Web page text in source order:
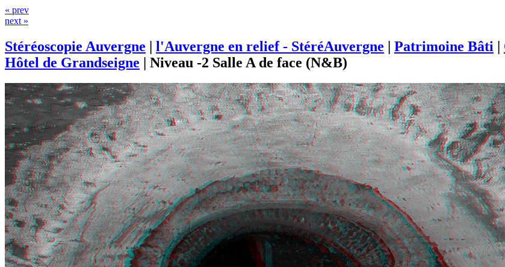
« prev
next »
Stéréoscopie Auvergne | l'Auvergne en relief - StéréAuvergne | Patrimoine Bâti |
Hôtel de Grandseigne | Niveau -2 Salle A de face (N&B)